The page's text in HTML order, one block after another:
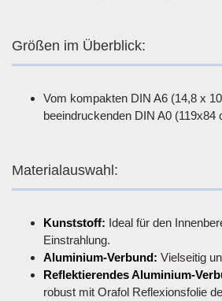
Größen im Überblick:
Vom kompakten DIN A6 (14,8 x
beeindruckenden DIN A0 (119x84
Materialauswahl:
Kunststoff: Ideal für den
Einstrahlung.
Aluminium-Verbund: Vielseitig
Reflektierendes Aluminium-
robust mit Orafol Reflexionsfolie